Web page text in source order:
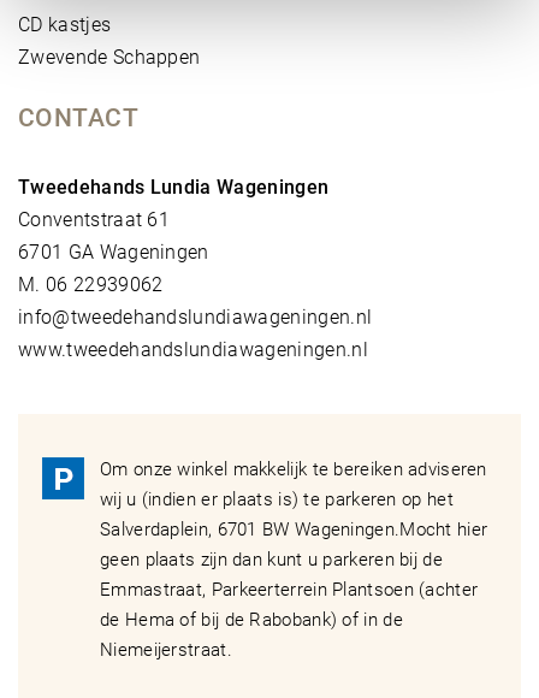
CD kastjes
Zwevende Schappen
CONTACT
Tweedehands Lundia Wageningen
Conventstraat 61
6701 GA Wageningen
M. 06 22939062
info@tweedehandslundiawageningen.nl
www.tweedehandslundiawageningen.nl
Om onze winkel makkelijk te bereiken adviseren
wij u (indien er plaats is) te parkeren op het
Salverdaplein, 6701 BW Wageningen.Mocht hier
geen plaats zijn dan kunt u parkeren bij de
Emmastraat, Parkeerterrein Plantsoen (achter
de Hema of bij de Rabobank) of in de
Niemeijerstraat.